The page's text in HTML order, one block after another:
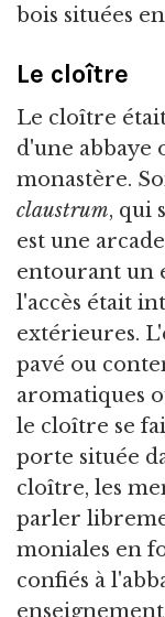
bois situées
Le cloître
Le cloître
d'une abbaye
monastère.
claustrum, qui
est une
entourant un
l'accès était
extérieures.
pavé ou
aromatiques
le cloître se
porte située
cloître, les
parler
moniales en
confiés à